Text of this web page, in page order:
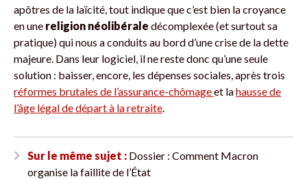
apôtres de la laïcité, tout indique que c’est bien la croyance
en une religion néolibérale décomplexée (et surtout sa
pratique) qui nous a conduits au bord d’une crise de la dette
majeure. Dans leur logiciel, il ne reste donc qu’une seule
solution : baisser, encore, les dépenses sociales, après trois
réformes brutales de l’assurance-chômageet lahausse de
l’âge légal de départ à la retraite
Sur le même sujet : Dossier : Comment Macron
organise la faillite de l’État